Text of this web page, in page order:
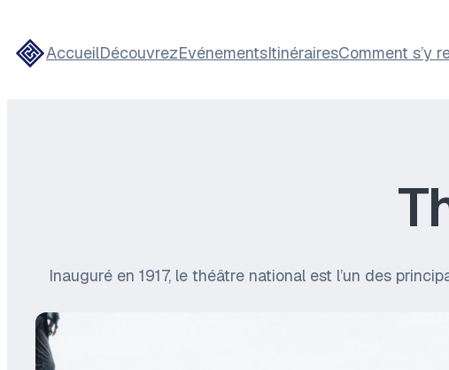
AccueilDécouvrezEvénementsItinérairesComment s’y
Inauguré en 1917, le théâtre national est l’un des